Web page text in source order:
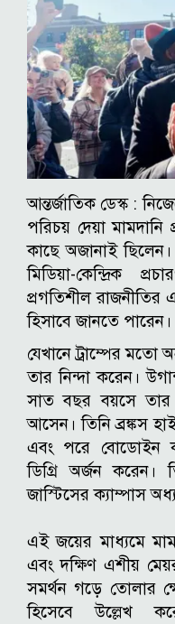
আন্তর্জাতিক ডেস্ক :
পরিচয় দেয়া
কাছে অজানাই
মিডিয়া-কেন্দ্রিক
প্রগতিশীল রাজনীতির
হিসাবে জানতে
যেখানে ট্রাম্পের মতো
তার নিন্দা করেন।
সাত বছর বয়সে তার
আসেন। তিনি ব্রঙ্কস
এবং পরে বোডোইন
ডিগ্রি অর্জন করেন।
জাস্টিসের ক্যাম্পাস
এই জয়ের মাধ্যমে
এবং দক্ষিণ এশীয়
সমর্থন গড়ে তোলার
হিসেবে উল্লেখ